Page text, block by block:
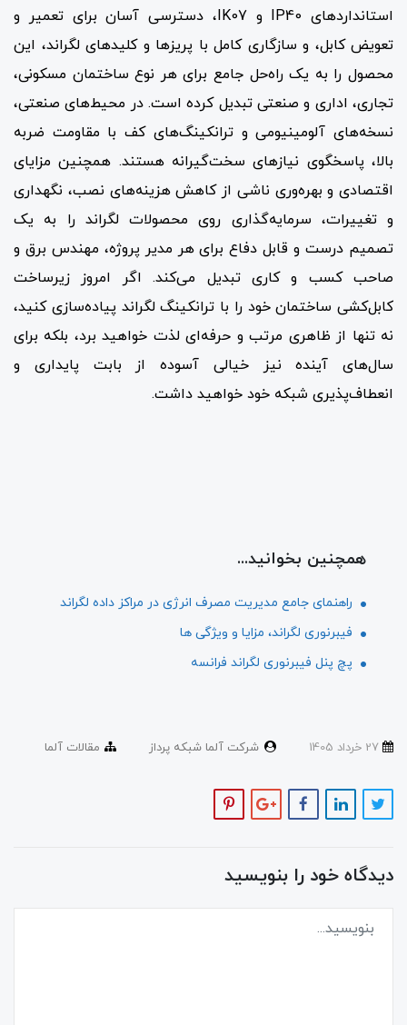
استانداردهای IP40 و IK07، دسترسی آسان برای تعمیر و
تعویض کابل، و سازگاری کامل با پریزها و کلیدهای لگراند، این
محصول را به یک راه‌حل جامع برای هر نوع ساختمان مسکونی،
تجاری، اداری و صنعتی تبدیل کرده است. در محیط‌های صنعتی،
نسخه‌های آلومینیومی و ترانکینگ‌های کف با مقاومت ضربه
بالا، پاسخگوی نیازهای سخت‌گیرانه هستند. همچنین مزایای
اقتصادی و بهره‌وری ناشی از کاهش هزینه‌های نصب، نگهداری
و تغییرات، سرمایه‌گذاری روی محصولات لگراند را به یک
تصمیم درست و قابل دفاع برای هر مدیر پروژه، مهندس برق و
صاحب کسب و کاری تبدیل می‌کند. اگر امروز زیرساخت
کابل‌کشی ساختمان خود را با ترانکینگ لگراند پیاده‌سازی کنید،
نه تنها از ظاهری مرتب و حرفه‌ای لذت خواهید برد، بلکه برای
سال‌های آینده نیز خیالی آسوده از بابت پایداری و
انعطاف‌پذیری شبکه خود خواهید داشت.
همچنین بخوانید...
راهنمای جامع مدیریت مصرف انرژی در مراکز داده لگراند
فیبرنوری لگراند، مزایا و ویژگی ها
پچ پنل فیبرنوری لگراند فرانسه
شرکت آلما شبکه پرداز مقالات آلما
دیدگاه خود را بنویسید